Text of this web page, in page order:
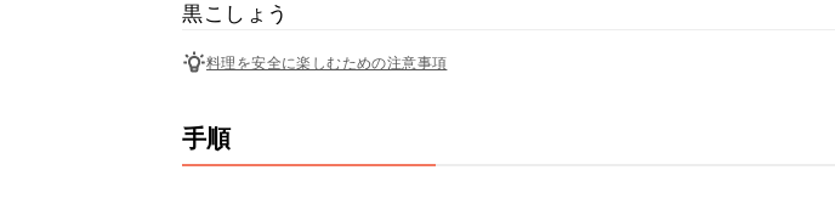
黒こしょう
料理を安全に楽しむための注意事項
手順